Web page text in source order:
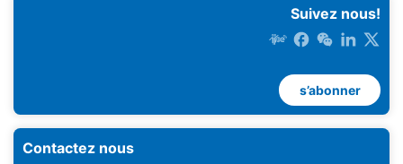
Suivez nous!
s’abonner
Contactez nous